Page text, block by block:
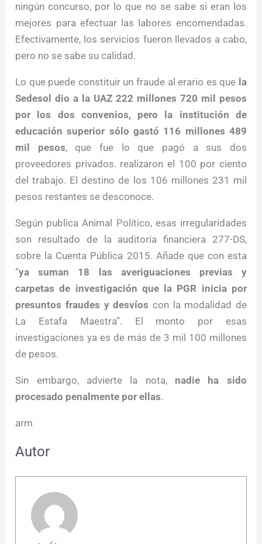
ningún concurso, por lo que no se sabe si eran los
mejores para efectuar las labores encomendadas.
Efectivamente, los servicios fueron llevados a cabo,
pero no se sabe su calidad.
Lo que puede constituir un fraude al erario es que la
Sedesol dio a la UAZ 222 millones 720 mil pesos
por los dos convenios, pero la institución de
educación superior sólo gastó 116 millones 489
mil pesos, que fue lo que pagó a sus dos
proveedores privados. realizaron el 100 por ciento
del trabajo. El destino de los 106 millones 231 mil
pesos restantes se desconoce.
Según publica Animal Político, esas irregularidades
son resultado de la auditoría financiera 277-DS,
sobre la Cuenta Pública 2015. Añade que con esta
“ya suman 18 las averiguaciones previas y
carpetas de investigación que la PGR inicia por
presuntos fraudes y desvíos con la modalidad de
La Estafa Maestra”. El monto por esas
investigaciones ya es de más de 3 mil 100 millones
de pesos.
Sin embargo, advierte la nota,nadie ha sido
procesado penalmente por ellas.
arm
Autor